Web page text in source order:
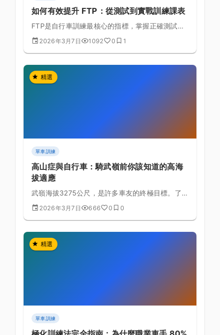
如何有效提升 FTP：從測試到實戰訓練課表
FTP是自行車訓練最核心的指標，掌握正確測試方
式與提升策略讓你突破瓶頸
2026年3月7日 1092 0 1
精選
單車訓練
高山症與自行車：騎武嶺前你該知道的高海
拔適應
武嶺海拔3275公尺，是許多車友的終極目標。了解
高山症的成因與預防，才能安全完成這趟高海拔挑
戰。
2026年3月7日 666 0 0
精選
單車訓練